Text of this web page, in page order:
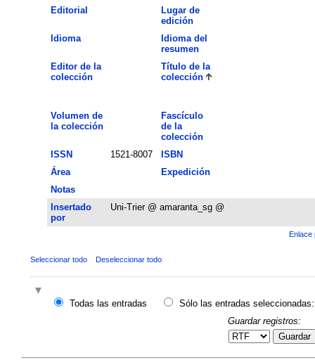
Editorial
Lugar de
edición
Idioma
Idioma del
resumen
Editor de la
colección
Título de la
colección
Volumen de
la colección
Fascículo
de la
colección
ISSN
1521-8007
ISBN
Área
Expedición
Notas
Insertado
por
Uni-Trier @ amaranta_sg @
Enlace
Seleccionar todo Deseleccionar todo
Todas las entradas
Sólo las entradas seleccionadas:
Guardar registros:
Guardar